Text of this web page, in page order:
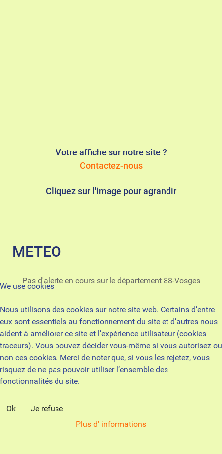
Votre affiche sur notre site ?
Contactez-nous
Cliquez sur l'image pour agrandir
METEO
Pas d'alerte en cours sur le département 88-Vosges
We use cookies
Nous utilisons des cookies sur notre site web. Certains d’entre
eux sont essentiels au fonctionnement du site et d’autres nous
aident à améliorer ce site et l’expérience utilisateur (cookies
traceurs). Vous pouvez décider vous-même si vous autorisez ou
non ces cookies. Merci de noter que, si vous les rejetez, vous
risquez de ne pas pouvoir utiliser l’ensemble des
fonctionnalités du site.
Ok
Je refuse
Plus d' informations